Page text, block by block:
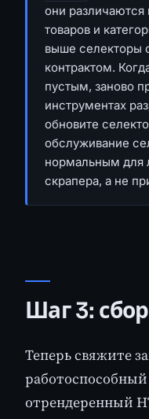
они
товаров и
выше селекторы
контрактом.
пустым, заново
инструментах
обновите
обслуживание
нормальным для
скрапера, а не
Шаг 3:
Теперь свяжите
отрендеренный